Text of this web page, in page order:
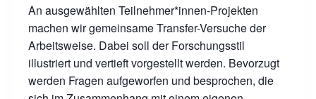
An ausgewählten Teilnehmer*innen-Projekten
machen wir gemeinsame Transfer-Versuche der
Arbeitsweise. Dabei soll der Forschungsstil
illustriert und vertieft vorgestellt werden. Bevorzugt
werden Fragen aufgeworfen und besprochen, die